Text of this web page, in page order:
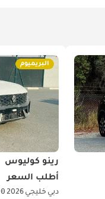
البريميوم
رينو كوليوس
أطلب السعر
دبي خليجي 20260 كيلومتر